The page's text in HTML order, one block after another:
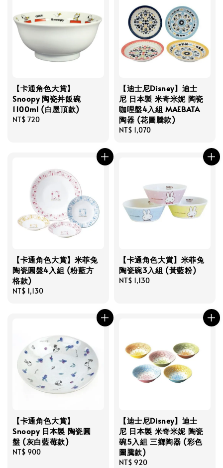
【卡通角色大賞】
Snoopy 陶瓷丼飯碗
1100ml (白屋頂款)
Regular
NT$ 720
【迪士尼Disney】迪士
尼 日本製 米奇米妮 陶瓷
咖哩盤4入組 MAEBATA
陶器 (花圖騰款)
Regular
NT$ 1,070
【卡通角色大賞】米菲兔
陶瓷圓盤4入組 (粉藍方
格款)
Regular
NT$ 1,130
【卡通角色大賞】米菲兔
陶瓷碗3入組 (黃藍粉)
Regular
NT$ 1,130
【卡通角色大賞】
Snoopy 日本製 陶瓷圓
盤 (灰白藍莓款)
Regular
NT$ 900
【迪士尼Disney】迪士
尼 日本製 米奇米妮 陶瓷
碗5入組 三鄉陶器 (彩色
圖騰款)
Regular
NT$ 920